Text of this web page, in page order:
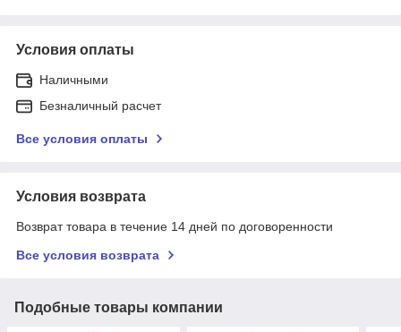
Условия оплаты
Наличными
Безналичный расчет
Все условия оплаты
Условия возврата
Возврат товара в течение 14 дней по договоренности
Все условия возврата
Подобные товары компании